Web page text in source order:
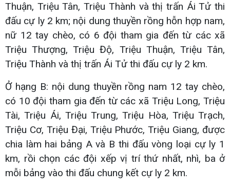
Thuận, Triệu Tân, Triệu Thành và thị trấn Ái Tử thi
đấu cự ly 2 km; nội dung thuyền rồng hỗn hợp nam,
nữ 12 tay chèo, có 6 đội tham gia đến từ các xã
Triệu Thượng, Triệu Độ, Triệu Thuận, Triệu Tân,
Triệu Thành và thị trấn Ái Tử thi đấu cự ly 2 km.
Ở hạng B: nội dung thuyền rồng nam 12 tay chèo,
có 10 đội tham gia đến từ các xã Triệu Long, Triệu
Tài, Triệu Ái, Triệu Trung, Triệu Hòa, Triệu Trạch,
Triệu Cơ, Triệu Đại, Triệu Phước, Triệu Giang, được
chia làm hai bảng A và B thi đấu vòng loại cự ly 1
km, rồi chọn các đội xếp vị trí thứ nhất, nhì, ba ở
mỗi bảng vào thi đấu chung kết cự ly 2 km.